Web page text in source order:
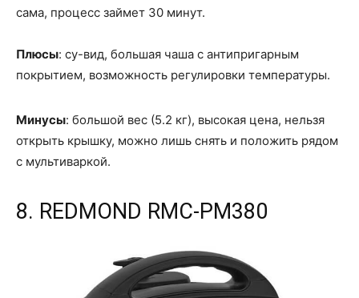
сама, процесс займет 30 минут.
Плюсы: су-вид, большая чаша с антипригарным
покрытием, возможность регулировки температуры.
Минусы: большой вес (5.2 кг), высокая цена, нельзя
открыть крышку, можно лишь снять и положить рядом
с мультиваркой.
8. REDMOND RMC-PM380